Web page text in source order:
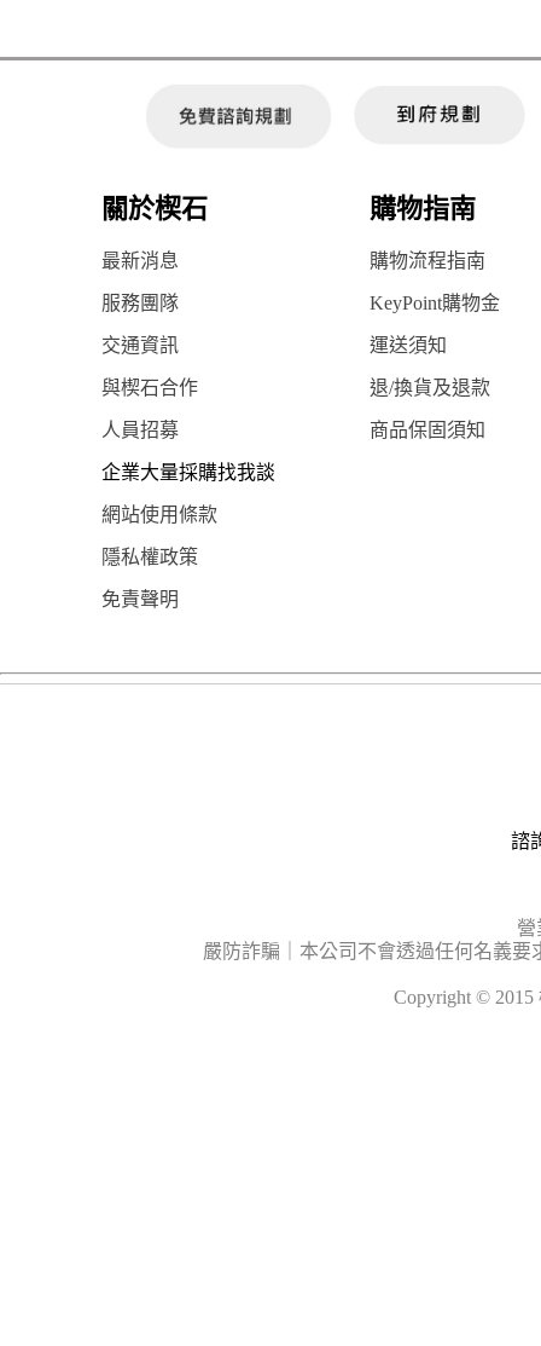
關於楔石 購物指南
最新消息 購物流程指南
服務團隊 KeyPoint購物金
交通資訊 運送須知
與楔石合作 退/換貨及退款
人員招募 商品保固須知
企業大量採購找我談
網站使用條款
隱私權政策
免責聲明
諮
營
嚴防詐騙｜本公司不會透過任何名義
Copyright ©